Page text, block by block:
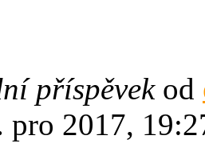
příspěvekod
pro 2017,